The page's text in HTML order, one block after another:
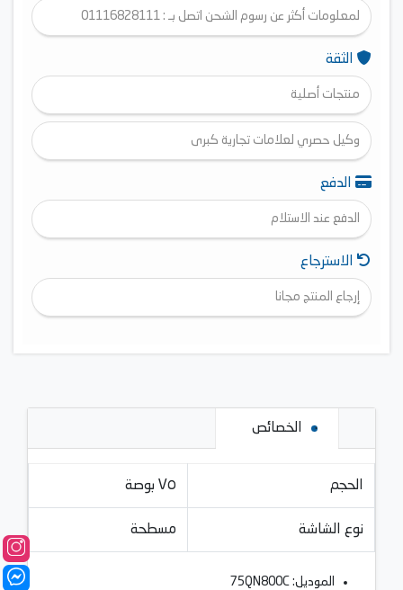
لمعلومات أكثر عن رسوم الشحن اتصل بـ : 01116828111
الثقة
منتجات أصلية
وكيل حصري لعلامات تجارية كبرى
الدفع
الدفع عند الاستلام
الاسترجاع
إرجاع المنتج مجانا
الخصائص
الحجم ٧٥ بوصة
نوع الشاشة مسطحة
الموديل: 75QN800C